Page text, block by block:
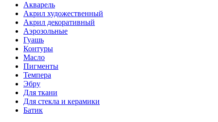
Акварель
Акрил художественный
Акрил декоративный
Аэрозольные
Гуашь
Контуры
Масло
Пигменты
Темпера
Эбру
Для ткани
Для стекла и керамики
Батик